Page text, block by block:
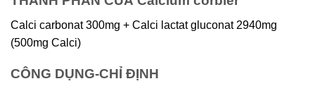
Calci carbonat 300mg + Calci lactat gluconat 2940mg
(500mg Calci)
CÔNG DỤNG-CHỈ ĐỊNH